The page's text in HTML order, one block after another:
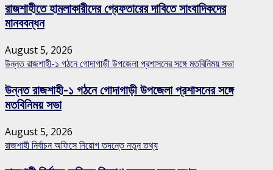
রাজশাহীতে হামলাকারীদের গ্রেফতারের দাবিতে সাংবাদিকদের
মানববন্ধন
August 5, 2026
উন্নত রাজশাহী-১ গঠনে গোদাগাড়ী উপজেলা প্রশাসনের সঙ্গে মতবিনিময় সভা
উন্নত রাজশাহী-১ গঠনে গোদাগাড়ী উপজেলা প্রশাসনের সঙ্গে
মতবিনিময় সভা
August 5, 2026
রাজশাহী নির্বাচন অফিসে নিয়োগ তদন্তে নতুন তথ্য